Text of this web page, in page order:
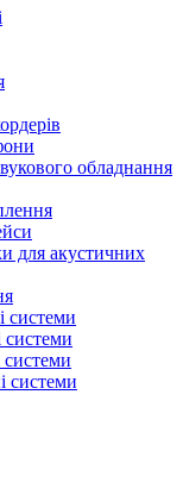
обладнання
для акустичних
системи
системи
системи
системи